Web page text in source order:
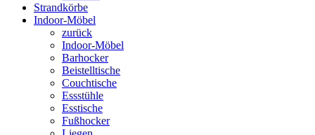
Strandkörbe
Indoor-Möbel
zurück
Indoor-Möbel
Barhocker
Beistelltische
Couchtische
Essstühle
Esstische
Fußhocker